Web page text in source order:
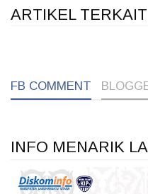
ARTIKEL TERKAIT
FB COMMENT
INFO MENARIK